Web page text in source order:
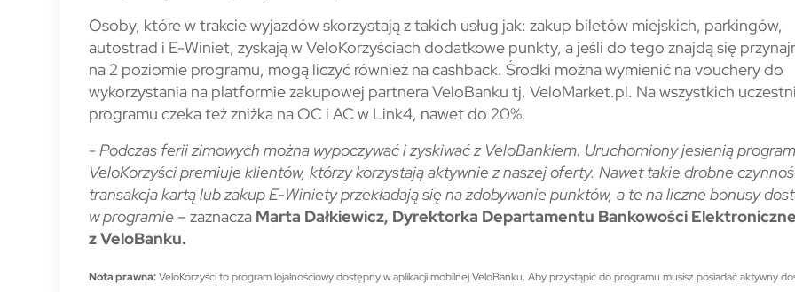
Osoby, które w trakcie wyjazdów skorzystają z takich usług jak: zakup biletów miejskich, parkingów,
autostrad i E-Winiet, zyskają w VeloKorzyściach dodatkowe punkty, a jeśli do tego znajdą się
na 2 poziomie programu, mogą liczyć również na cashback. Środki można wymienić na vouchery do
wykorzystania na platformie zakupowej partnera VeloBanku tj. VeloMarket.pl. Na wszystkich
programu czeka też zniżka na OC i AC w Link4, nawet do 20%.
- Podczas ferii zimowych można wypoczywać i zyskiwać z VeloBankiem. Uruchomiony jesienią program
VeloKorzyści premiuje klientów, którzy korzystają aktywnie z naszej oferty. Nawet takie drobne
transakcja kartą lub zakup E-Winiety przekładają się na zdobywanie punktów, a te na liczne bonusy
w programie – zaznacza Marta Dałkiewicz, Dyrektorka Departamentu Bankowości
z VeloBanku.
Nota prawna: VeloKorzyści to program lojalnościowy dostępny w aplikacji mobilnej VeloBanku. Aby przystąpić do programu musisz posiadać aktywny